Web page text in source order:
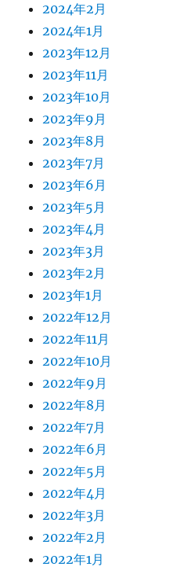
2024年2月
2024年1月
2023年12月
2023年11月
2023年10月
2023年9月
2023年8月
2023年7月
2023年6月
2023年5月
2023年4月
2023年3月
2023年2月
2023年1月
2022年12月
2022年11月
2022年10月
2022年9月
2022年8月
2022年7月
2022年6月
2022年5月
2022年4月
2022年3月
2022年2月
2022年1月